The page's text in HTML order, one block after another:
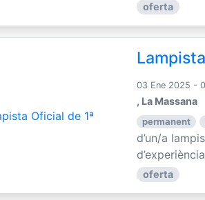
oferta
03 Ene 2025 -
, La Massana
permanent
d’un/a
oferta